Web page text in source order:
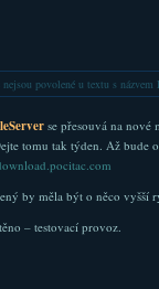
nejsou povolenéu textu s názvem
se přesouvá na nové
tomu tak týden. Až
by měla být o něco vyšší
– testovací provoz.